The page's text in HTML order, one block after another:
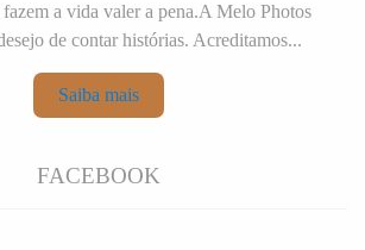
a vida valer a pena.A Melo Photos
de contar histórias. Acreditamos...
Saiba mais
FACEBOOK